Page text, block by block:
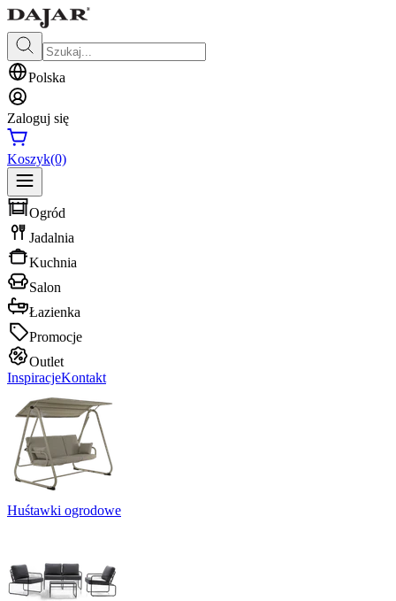
Polska
Zaloguj się
Koszyk(0)
Ogród
Jadalnia
Kuchnia
Salon
Łazienka
Promocje
Outlet
InspiracjeKontakt
Huśtawki ogrodowe